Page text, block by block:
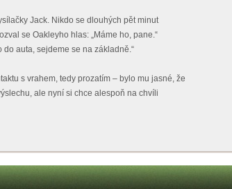
Jack. Nikdo se dlouhých pět minut
se Oakleyho hlas: „Máme ho, pane.“
do auta, sejdeme se na základně.“
s vrahem, tedy prozatím – bylo mu jasné, že
ale nyní si chce alespoň na chvíli